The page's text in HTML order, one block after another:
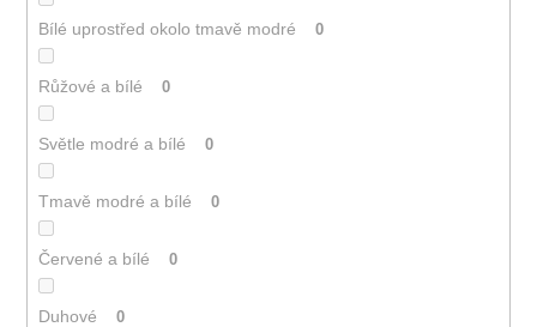
Bílé uprostřed okolo tmavě modré 0
Růžové a bílé 0
Světle modré a bílé 0
Tmavě modré a bílé 0
Červené a bílé 0
Duhové 0